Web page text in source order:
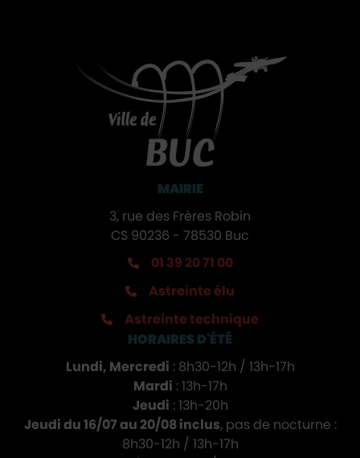
MAIRIE
3, rue des Frères Robin
CS 90236 - 78530 Buc
01 39 20 71 00
Astreinte élu
Astreinte technique
HORAIRES D'ÉTÉ
Lundi, Mercredi : 8h30-12h / 13h-17h
Mardi : 13h-17h
Jeudi : 13h-20h
Jeudi du 16/07 au 20/08 inclus, pas de nocturne :
8h30-12h / 13h-17h